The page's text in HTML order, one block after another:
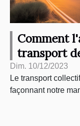
Comment
transport
et les
Dim. 10/12/2023
Le transport
façonnant notre